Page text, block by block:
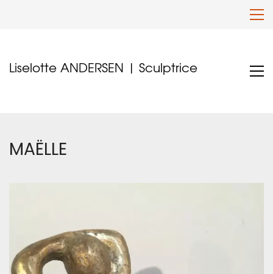
Liselotte ANDERSEN | Sculptrice
MAËLLE